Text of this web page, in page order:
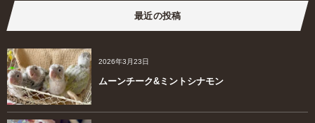
最近の投稿
2026年3月23日
ムーンチーク&ミントシナモン